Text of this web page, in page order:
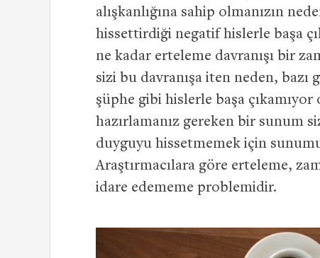
alışkanlığına sahip olmanızın
hissettirdiği negatif hislerle başa
ne kadar erteleme davranışı bir
sizi bu davranışa iten neden, bazı
şüphe gibi hislerle başa
hazırlamanız gereken bir sunum
duyguyu hissetmemek için
Araştırmacılara göre erteleme,
idare edememe problemidir.